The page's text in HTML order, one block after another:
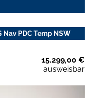
Nav PDC Temp NSW
15.299,00 €
ausweisbar